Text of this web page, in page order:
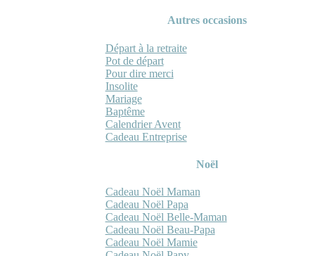
Autres occasions
Départ à la retraite
Pot de départ
Pour dire merci
Insolite
Mariage
Baptême
Calendrier Avent
Cadeau Entreprise
Noël
Cadeau Noël Maman
Cadeau Noël Papa
Cadeau Noël Belle-Maman
Cadeau Noël Beau-Papa
Cadeau Noël Mamie